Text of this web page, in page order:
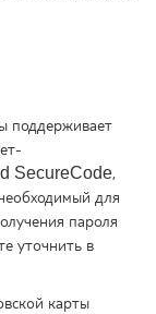
поддерживает
SecureCode,
для
пароля
уточнить в
карты